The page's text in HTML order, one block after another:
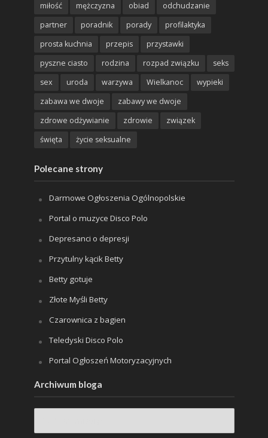
miłość
mężczyzna obiad
odchudzanie
partner
poradnik porady
profilaktyka
prosta kuchnia
przepis
przystawki
pyszne ciasto
rodzina rozpad związku
seks
sex
uroda warzywa Wielkanoc
wypieki
zabawa we dwoje
zabawy we dwoje
zdrowe odżywianie
zdrowie
związek
święta
życie seksualne
Polecane strony
Darmowe Ogłoszenia Ogólnopolskie
Portal o muzyce Disco Polo
Depresanci o depresji
Przytulny kącik Betty
Betty gotuje
Złote Myśli Betty
Czarownica z bagien
Teledyski Disco Polo
Portal Ogłoszeń Motoryzacyjnych
Archiwum bloga